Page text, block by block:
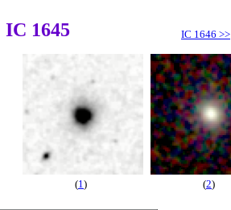
IC 1645 IC 1646 >>
(1 ) (2)